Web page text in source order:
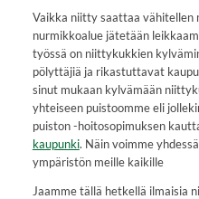
Vaikka niitty saattaa vähitellen
nurmikkoalue jätetään
työssä on niittykukkien
pölyttäjiä ja rikastuttavat
sinut mukaan kylvämään
yhteiseen puistoomme eli
puiston -hoitosopimuksen
kaupunki. Näin voimme
ympäristön meille kaikille
Jaamme tällä hetkellä ilmaisia